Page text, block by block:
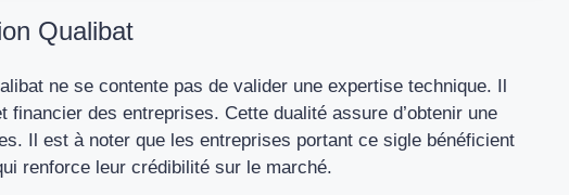
Qualibat
ne se contente pas de valider une expertise technique. Il
des entreprises. Cette dualité assure d’obtenir une
Il est à noter que les entreprises portant ce sigle bénéficient
renforce leur crédibilité sur le marché.